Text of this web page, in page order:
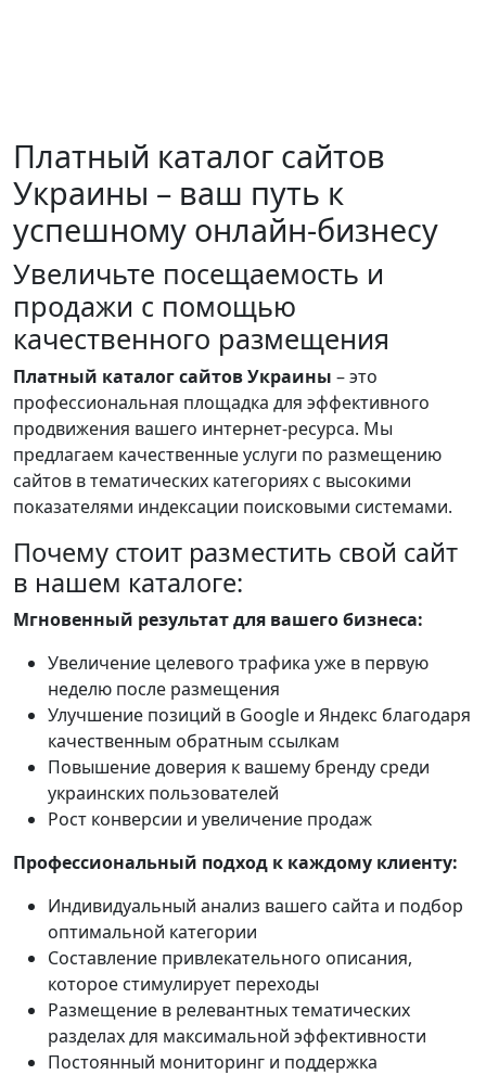
Платный каталог сайтов
Украины – ваш путь к
успешному онлайн-бизнесу
Увеличьте посещаемость и
продажи с помощью
качественного размещения
Платный каталог сайтов Украины – это
профессиональная площадка для эффективного
продвижения вашего интернет-ресурса. Мы
предлагаем качественные услуги по размещению
сайтов в тематических категориях с высокими
показателями индексации поисковыми системами.
Почему стоит разместить свой сайт
в нашем каталоге:
Мгновенный результат для вашего бизнеса:
Увеличение целевого трафика уже в первую
неделю после размещения
Улучшение позиций в Google и Яндекс благодаря
качественным обратным ссылкам
Повышение доверия к вашему бренду среди
украинских пользователей
Рост конверсии и увеличение продаж
Профессиональный подход к каждому клиенту:
Индивидуальный анализ вашего сайта и подбор
оптимальной категории
Составление привлекательного описания,
которое стимулирует переходы
Размещение в релевантных тематических
разделах для максимальной эффективности
Постоянный мониторинг и поддержка